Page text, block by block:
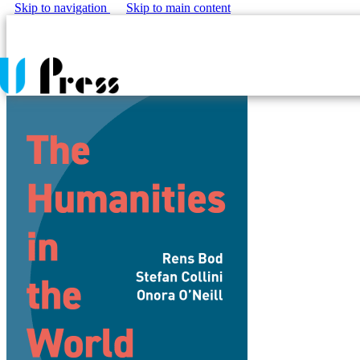
Skip to navigation Skip to main content